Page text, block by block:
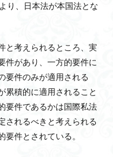
り、日本法が本国法とな
と考えられるところ、実
件があり、一方的要件に
要件のみが適用される
累積的に適用されること
要件であるかは国際私法
されるべきと考えられる
件とされている。